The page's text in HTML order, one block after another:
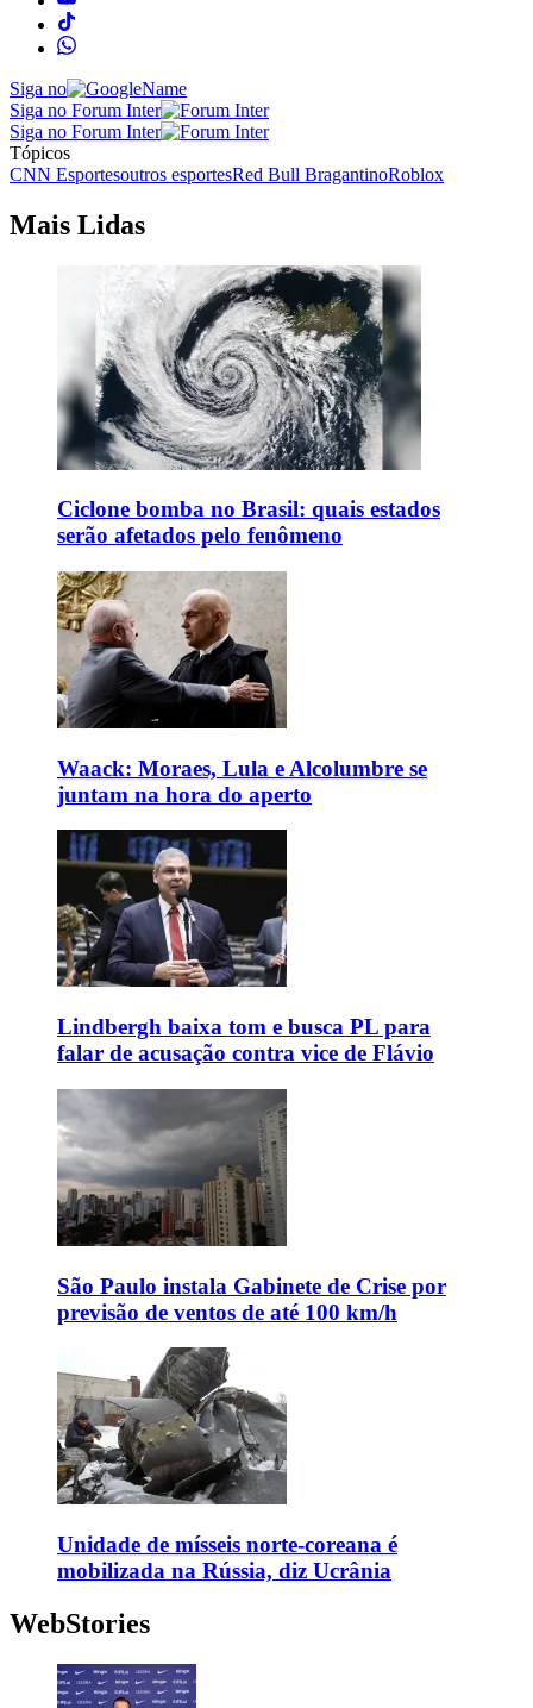
Siga no
Siga no Forum Inter
Siga no Forum Inter
Tópicos
CNN Esportesoutros esportesRed Bull BragantinoRoblox
Mais Lidas
Ciclone bomba no Brasil: quais estados
serão afetados pelo fenômeno
Waack: Moraes, Lula e Alcolumbre se
juntam na hora do aperto
Lindbergh baixa tom e busca PL para
falar de acusação contra vice de Flávio
São Paulo instala Gabinete de Crise por
previsão de ventos de até 100 km/h
Unidade de mísseis norte-coreana é
mobilizada na Rússia, diz Ucrânia
WebStories